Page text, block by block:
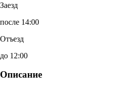
Заезд
после 14:00
Отъезд
до 12:00
Описание